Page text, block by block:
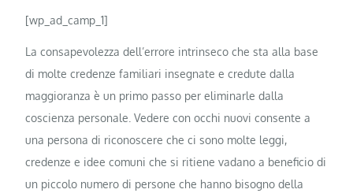
[wp_ad_camp_1]
La consapevolezza dell’errore intrinseco che sta alla base
di molte credenze familiari insegnate e credute dalla
maggioranza è un primo passo per eliminarle dalla
coscienza personale. Vedere con occhi nuovi consente a
una persona di riconoscere che ci sono molte leggi,
credenze e idee comuni che si ritiene vadano a beneficio di
un piccolo numero di persone che hanno bisogno della